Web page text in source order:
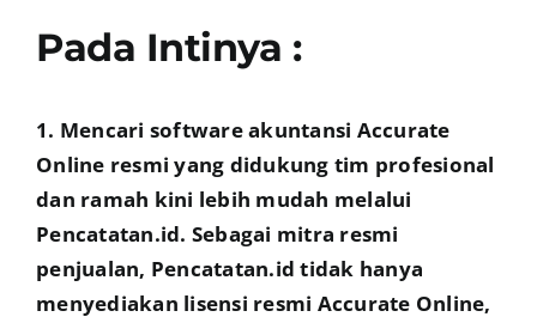
Pada Intinya :
1. Mencari software akuntansi Accurate
Online resmi yang didukung tim profesional
dan ramah kini lebih mudah melalui
Pencatatan.id. Sebagai mitra resmi
penjualan, Pencatatan.id tidak hanya
menyediakan lisensi resmi Accurate Online,